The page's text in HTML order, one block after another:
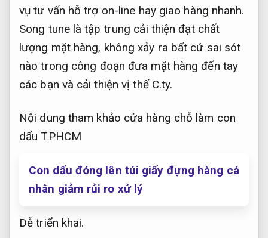
vụ tư vấn hỗ trợ on-line hay giao hàng nhanh.
Song tune là tập trung cải thiện đạt chất
lượng mặt hàng, không xảy ra bất cứ sai sót
nào trong công đoạn đưa mặt hàng đến tay
các bạn và cải thiện vị thế C.ty.
​Nội dung tham khảo cửa hàng chỗ làm con
dấu TPHCM
Con dấu đóng lên túi giấy đựng hàng cá
nhân giảm rủi ro xử lý
Dễ triển khai.